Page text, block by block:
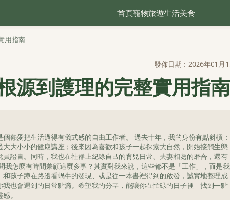
首頁寵物旅遊生活美食
用指南
發佈日期：2026年01月
源到護理的完整實用指南
熱愛把生活過得有儀式感的自由工作者。 過去十年，我的身份有點斜槓：
大小小的健康講座；後來因為喜歡和孩子一起探索大自然，開始接觸生態
證書。同時，我也在社群上紀錄自己的育兒日常、夫妻相處的磨合，還有
我怎麼有時間兼顧這麼多事？其實對我來說，這些都不是「工作」，而是我
孩子蹲在路邊看蝸牛的發現、或是從一本書裡得到的啟發，誠實地整理成
也會遇到的日常點滴。希望我的分享，能讓你在忙碌的日子裡，找到一點
。